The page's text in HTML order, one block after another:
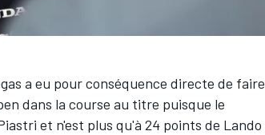
a eu pour conséquence directe de faire
dans la course au titre puisque le
et n'est plus qu'à 24 points de Lando